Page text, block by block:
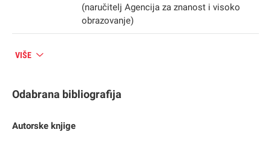
(naručitelj Agencija za znanost i visoko
obrazovanje)
VIŠE
Odabrana bibliografija
Autorske knjige